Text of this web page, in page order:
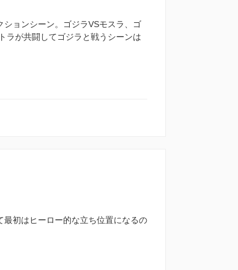
ョンシーン。ゴジラVSモスラ、ゴ
ラが共闘してゴジラと戦うシーンは
初はヒーロー的な立ち位置になるの